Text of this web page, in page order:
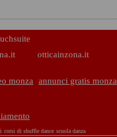
otticainzona.it
monza annunci gratis monza
corsi di shuffle dance scuola danza